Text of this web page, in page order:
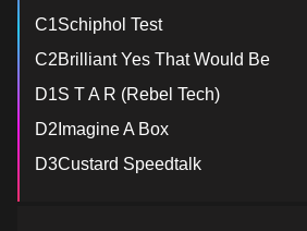
C1Schiphol Test
C2Brilliant Yes That Would Be
D1S T A R (Rebel Tech)
D2Imagine A Box
D3Custard Speedtalk